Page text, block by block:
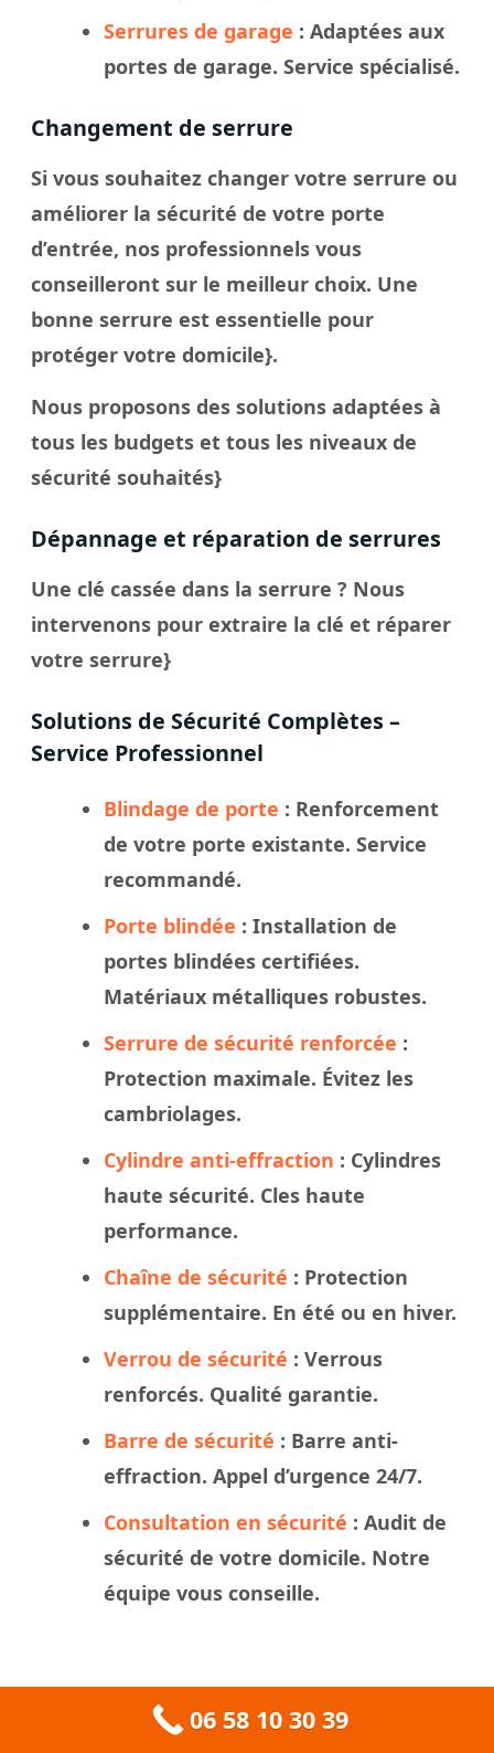
Serrures de garage : Adaptées aux
portes de garage. Service spécialisé.
Changement de serrure
Si vous souhaitez changer votre serrure ou
améliorer la sécurité de votre porte
d’entrée, nos professionnels vous
conseilleront sur le meilleur choix. Une
bonne serrure est essentielle pour
protéger votre domicile}.
Nous proposons des solutions adaptées à
tous les budgets et tous les niveaux de
sécurité souhaités}
Dépannage et réparation de serrures
Une clé cassée dans la serrure ? Nous
intervenons pour extraire la clé et réparer
votre serrure}
Solutions de Sécurité Complètes –
Service Professionnel
Blindage de porte : Renforcement
de votre porte existante. Service
recommandé.
Porte blindée : Installation de
portes blindées certifiées.
Matériaux métalliques robustes.
Serrure de sécurité renforcée :
Protection maximale. Évitez les
cambriolages.
Cylindre anti-effraction : Cylindres
haute sécurité. Cles haute
performance.
Chaîne de sécurité : Protection
supplémentaire. En été ou en hiver.
Verrou de sécurité : Verrous
renforcés. Qualité garantie.
Barre de sécurité : Barre anti-
effraction. Appel d’urgence 24/7.
Consultation en sécurité : Audit de
sécurité de votre domicile. Notre
équipe vous conseille.
06 58 10 30 39